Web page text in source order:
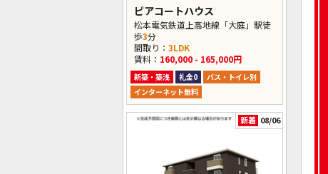
ピアコートハウス
松本電気鉄道上高地線「大庭」駅徒
歩3分
間取り： 3LDK
賃料： 160,000 - 165,000円
新築・築浅 礼金0
バス・トイレ別
インターネット無料
新着 08/06